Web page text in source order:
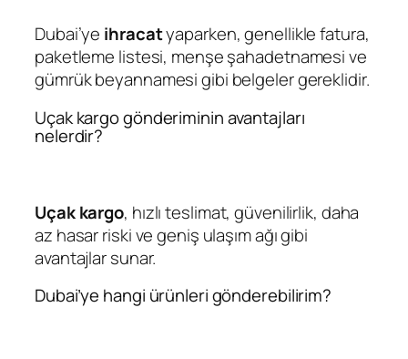
Dubai’ye ihracatyaparken, genellikle fatura,
paketleme listesi, menşe şahadetnamesi ve
gümrük beyannamesi gibi belgeler gereklidir.
Uçak kargo gönderiminin avantajları
nelerdir?
Uçak kargo, hızlı teslimat, güvenilirlik, daha
az hasar riski ve geniş ulaşım ağı gibi
avantajlar sunar.
Dubai’ye hangi ürünleri gönderebilirim?